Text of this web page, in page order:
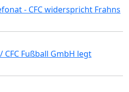
- CFC widerspricht Frahns
Fußball GmbH legt